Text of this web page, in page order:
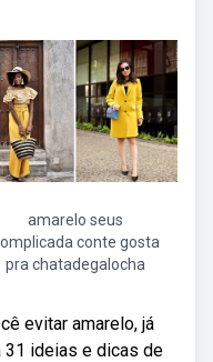
amarelo seus
conte gosta
pra chatadegalocha
evitar amarelo, já
31 ideias e dicas de